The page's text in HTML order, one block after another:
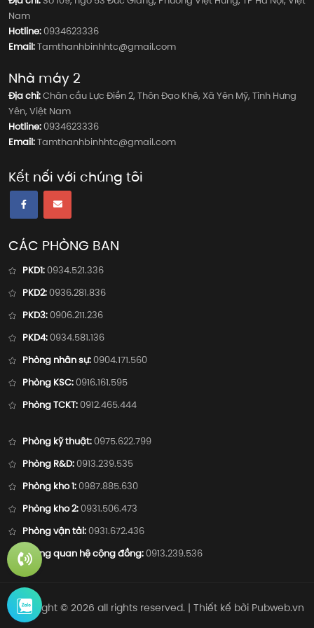
Nam
Hotline:0934623336
Email:Tamthanhbinhhtc@gmail.com
Nhà máy 2
Địa chỉ:Chân cầu Lực Điền 2, Thôn Đạo Khê, Xã Yên Mỹ, Tỉnh Hưng
Yên, Việt Nam
Hotline:0934623336
Email:Tamthanhbinhhtc@gmail.com
Kết nối với chúng tôi
CÁC PHÒNG BAN
PKD1:0934.521.336
PKD2:0936.281.836
PKD3:0906.211.236
PKD4:0934.581.136
Phòng nhân sự:0904.171.560
Phòng KSC:0916.161.595
Phòng TCKT:0912.465.444
Phòng kỹ thuật:0975.622.799
Phòng R&D:0913.239.535
Phòng kho 1:0987.885.630
Phòng kho 2:0931.506.473
Phòng vận tải:0931.672.436
Phòng quan hệ cộng đồng:0913.239.536
Copyright © 2026 all rights reserved. | Thiết kế bởi Pubweb.vn